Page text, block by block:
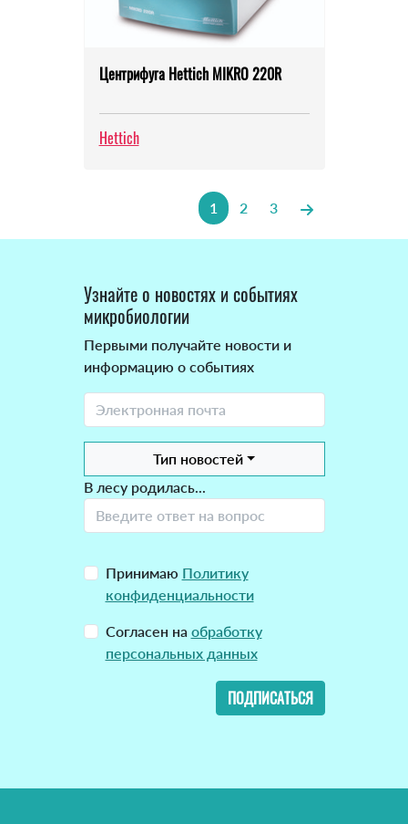
Центрифуга Hettich MIKRO 220R
Hettich
1 2 3
Узнайте о новостях и событиях
микробиологии
Первыми получайте новости и
информацию о событиях
Тип новостей
В лесу родилась...
Принимаю Политику
конфиденциальности
Согласен на обработку
персональных данных
ПОДПИСАТЬСЯ